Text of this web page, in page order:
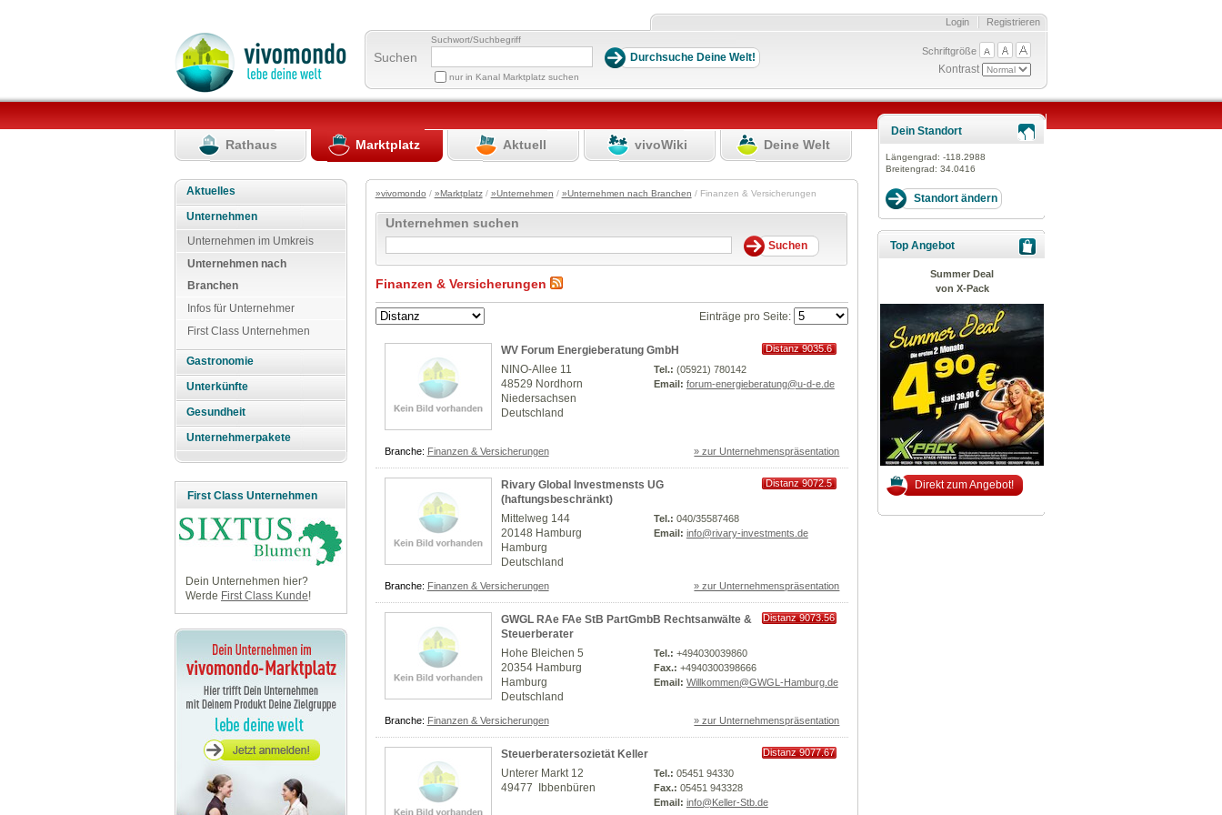
Registrieren
Login
Suchen
Suchwort/Suchbegriff
nur in Kanal Marktplatz suchen
Schriftgröße
Kontrast
Rathaus Marktplatz Aktuell vivoWiki Deine Welt
Aktuelles
Unternehmen
Unternehmen im Umkreis
Unternehmen nach
Branchen
Infos für Unternehmer
First Class Unternehmen
Gastronomie
Unterkünfte
Gesundheit
Unternehmerpakete
First Class Unternehmen
Dein Unternehmen hier?
Werde First Class Kunde!
»vivomondo / »Marktplatz/ »Unternehmen / »Unternehmen nach Branchen / Finanzen & Versicherungen
Unternehmen suchen
Finanzen & Versicherungen
Einträge pro Seite:
WV Forum Energieberatung GmbH
Distanz 9035.6
NINO-Allee 11
48529 Nordhorn
Niedersachsen
Deutschland
Tel.: (05921) 780142
Email: forum-energieberatung@u-d-e.de
Branche: Finanzen & Versicherungen » zur Unternehmenspräsentation
Rivary Global Investmensts UG
(haftungsbeschränkt)
Distanz 9072.5
Mittelweg 144
20148 Hamburg
Hamburg
Deutschland
Tel.: 040/35587468
Email: info@rivary-investments.de
Branche: Finanzen & Versicherungen » zur Unternehmenspräsentation
GWGL RAe FAe StB PartGmbB Rechtsanwälte &
Steuerberater
Distanz 9073.56
Hohe Bleichen 5
20354 Hamburg
Hamburg
Deutschland
Tel.: +494030039860
Fax.: +4940300398666
Email: Willkommen@GWGL-Hamburg.de
Branche: Finanzen & Versicherungen » zur Unternehmenspräsentation
Steuerberatersozietät Keller
Distanz 9077.67
Unterer Markt 12
49477 Ibbenbüren
Tel.: 05451 94330
Fax.: 05451 943328
Email: info@Keller-Stb.de
Dein Standort
Längengrad: -118.2988
Breitengrad: 34.0416
Top Angebot
Summer Deal
von X-Pack
Direkt zum Angebot!